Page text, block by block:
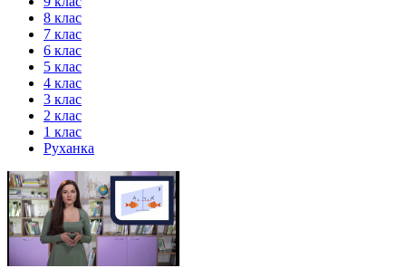
8 клас
7 клас
6 клас
5 клас
4 клас
3 клас
2 клас
1 клас
Руханка